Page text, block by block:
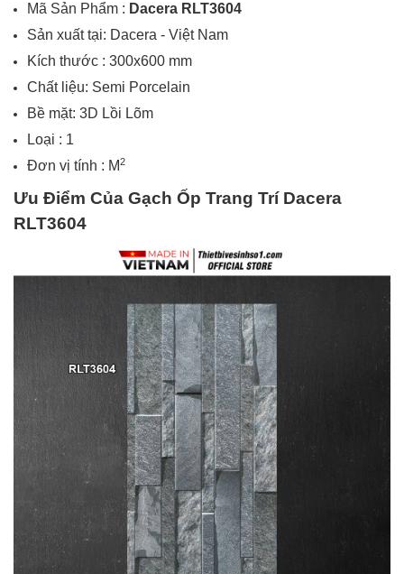
Mã Sản Phẩm : Dacera RLT3604
Sản xuất tại: Dacera - Việt Nam
Kích thước : 300x600 mm
Chất liệu: Semi Porcelain
Bề mặt: 3D Lồi Lõm
Loại : 1
Đơn vị tính : M2
Ưu Điểm Của Gạch Ốp Trang Trí Dacera
RLT3604